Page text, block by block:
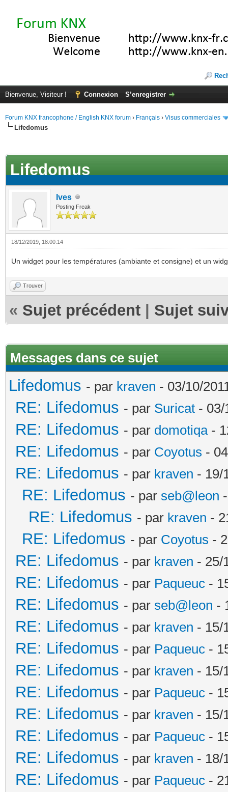
Bienvenue, Visiteur ! Connexion S’enregistrer
Forum KNX francophone / English KNX forum › Français › Visus commerciales
Lifedomus
Lifedomus
Ives
Posting Freak
18/12/2019, 18:00:14
Un widget pour les températures (ambiante et consigne) et un
Trouver
« Sujet précédent Sujet
Messages dans ce sujet
Lifedomus - par kraven - 03/10/
RE: Lifedomus - par Suricat - 03/
RE: Lifedomus - par domotiqa-
RE: Lifedomus - par Coyotus -
RE: Lifedomus - par kraven - 19/
RE: Lifedomus - par seb@leon
RE: Lifedomus - par kraven -
RE: Lifedomus - par Coyotus -
RE: Lifedomus - par kraven - 25/
RE: Lifedomus - par Paqueuc -
RE: Lifedomus - par seb@leon -
RE: Lifedomus - par kraven - 15/
RE: Lifedomus - par Paqueuc -
RE: Lifedomus - par kraven - 15/
RE: Lifedomus - par Paqueuc -
RE: Lifedomus - par kraven - 15/
RE: Lifedomus - par Paqueuc -
RE: Lifedomus - par kraven - 18/
RE: Lifedomus - par Paqueuc -